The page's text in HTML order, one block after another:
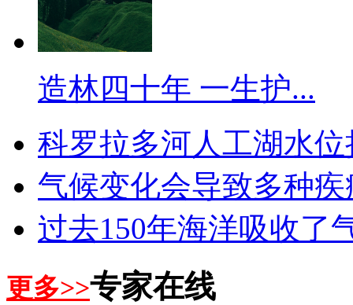
造林四十年 一生护...
科罗拉多河人工湖水
气候变化会导致多种
过去150年海洋吸收了
更多>>专家在线